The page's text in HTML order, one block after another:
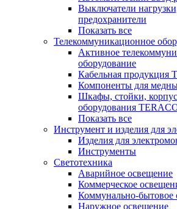
Выключатели
предохранители
Показать все
Телекоммуникационное
Активное
оборудование
Кабельная продукция
Компоненты для
Шкафы, стойки,
оборудования
Показать все
Инструмент и изделия для
Изделия для
Инструменты
Светотехника
Аварийное освещение
Коммерческое
Коммунально-бытовое
Наружное освещение